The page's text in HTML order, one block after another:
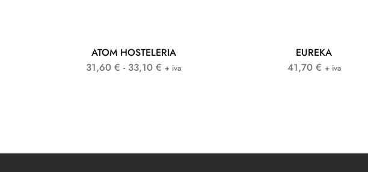
ATOM HOSTELERIA
31,60 € - 33,10 € + iva
EUREKA
41,70 € + iva